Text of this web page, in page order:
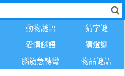
動物謎語
猜字謎
愛情謎語
猜燈謎
腦筋急轉彎 物品謎語